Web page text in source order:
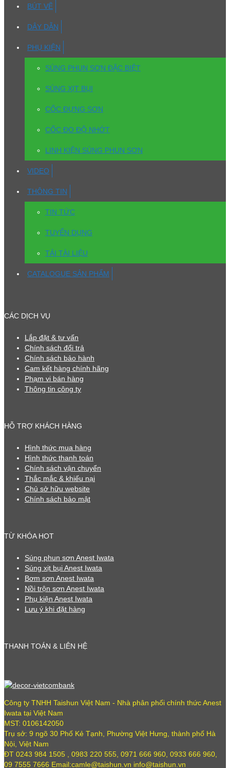
BÚT VẼ
DÂY DẪN
PHỤ KIỆN
SÚNG PHUN SƠN ĐẶC BIỆT
SÚNG XỊT BỤI
CỐC ĐỰNG SƠN
CỐC ĐO ĐỘ NHỚT
LINH KIỆN SÚNG PHUN SƠN
VIDEO
THÔNG TIN
TIN TỨC
TUYỂN DỤNG
TẢI TÀI LIỆU
CATALOGUE SẢN PHẨM
CÁC DỊCH VỤ
Lắp đặt & tư vấn
Chính sách đổi trả
Chính sách bảo hành
Cam kết hàng chính hãng
Phạm vi bán hàng
Thông tin công ty
HỖ TRỢ KHÁCH HÀNG
Hình thức mua hàng
Hình thức thanh toán
Chính sách vận chuyển
Thắc mắc & khiếu nại
Chủ sở hữu website
Chính sách bảo mật
TỪ KHÓA HOT
Súng phun sơn Anest Iwata
Súng xịt bụi Anest Iwata
Bơm sơn Anest Iwata
Nồi trộn sơn Anest Iwata
Phụ kiện Anest Iwata
Lưu ý khi đặt hàng
THANH TOÁN & LIÊN HỆ
Công ty TNHH Taishun Việt Nam - Nhà phân phối chính thức Anest
Iwata tại Việt Nam
MST: 0106142050
Trụ sở: 9 ngõ 30 Phố Kẻ Tạnh, Phường Việt Hưng, thành phố Hà
Nội, Việt Nam
ĐT 0243 984 1505 , 0983 220 555, 0971 666 960, 0933 666 960,
09 7555 7666 Email:camle@taishun.vn info@taishun.vn